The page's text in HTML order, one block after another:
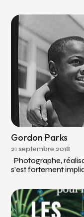
Gordon Parks
21 septembre 2018
Photographe,
s’est fortement